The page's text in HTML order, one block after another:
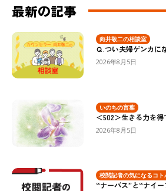
最新の記事
向井敬二の相談室
Ｑ.つい夫婦ゲンカに
2026年8月5日
いのちの言葉
＜502＞生きる力を
2026年8月5日
校閲記者の気になるコト
“ナーバス”と“ナイー